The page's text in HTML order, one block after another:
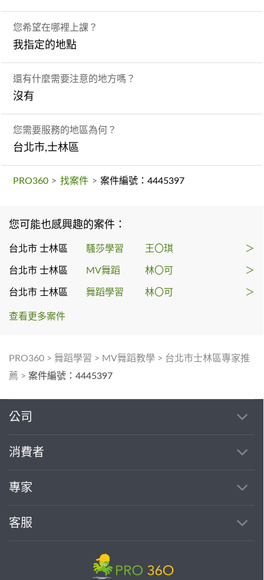
您希望在哪裡上課？
我指定的地點
還有什麼需要注意的地方嗎？
沒有
您需要服務的地區為何？
台北市,士林區
PRO360 > 找案件 > 案件編號：4445397
您可能也感興趣的案件：
台北市 士林區 騷莎學習 王〇琪 ＞
台北市 士林區 MV舞蹈 林〇可 ＞
台北市 士林區 舞蹈學習 林〇可 ＞
查看更多案件
PRO360 > 舞蹈學習 > MV舞蹈教學 > 台北市士林區專家推
薦 > 案件編號：4445397
公司
消費者
專家
客服